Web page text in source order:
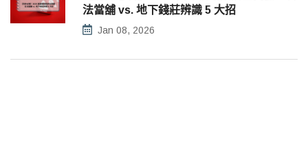
法當舖 vs. 地下錢莊辨識 5 大招
Jan 08, 2026